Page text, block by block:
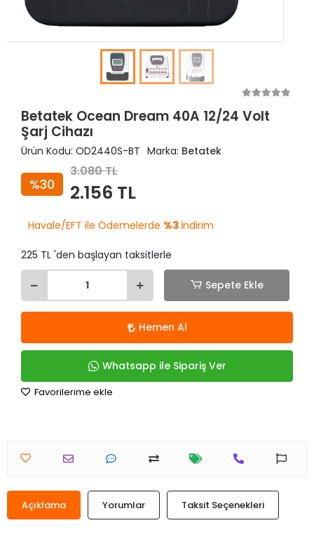
Betatek Ocean Dream 40A 12/24 Volt
Şarj Cihazı
Ürün Kodu: OD2440S-BT Marka: Betatek
%30
3.080 TL
2.156 TL
Havale/EFT ile Ödemelerde %3 İndirim
225 TL 'den başlayan taksitlerle
Sepete Ekle
Hemen Al
Whatsapp ile Sipariş Ver
Favorilerime ekle
Açıklama Yorumlar Taksit Seçenekleri